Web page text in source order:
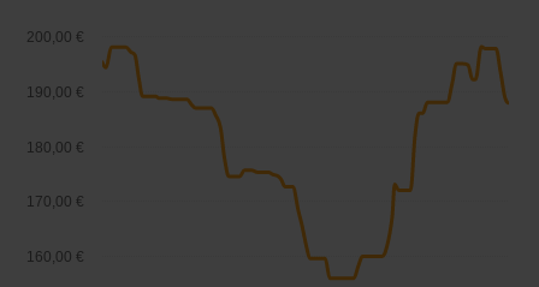
160,00 €
170,00 €
180,00 €
190,00 €
200,00 €